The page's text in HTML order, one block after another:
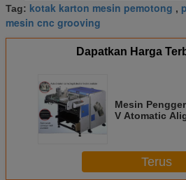
Tag: kotak karton mesin pemotong ,
mesin cnc grooving
Dapatkan Harga
Mesin
V Atomatic
Terus